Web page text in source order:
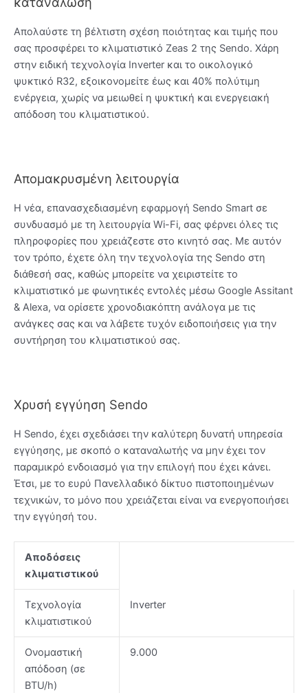
Απολαύστε τη βέλτιστη σχέση ποιότητας και τιμής που
σας προσφέρει το κλιματιστικό Zeas 2 της Sendo. Χάρη
στην ειδική τεχνολογία Inverter και το οικολογικό
ψυκτικό R32, εξοικονομείτε έως και 40% πολύτιμη
ενέργεια, χωρίς να μειωθεί η ψυκτική και ενεργειακή
απόδοση του κλιματιστικού.
Απομακρυσμένη λειτουργία
Η νέα, επανασχεδιασμένη εφαρμογή Sendo Smart σε
συνδυασμό με τη λειτουργία Wi-Fi, σας φέρνει όλες τις
πληροφορίες που χρειάζεστε στο κινητό σας. Με αυτόν
τον τρόπο, έχετε όλη την τεχνολογία της Sendo στη
διάθεσή σας, καθώς μπορείτε να χειριστείτε το
κλιματιστικό με φωνητικές εντολές μέσω Google Assitant
& Alexa, να ορίσετε χρονοδιακόπτη ανάλογα με τις
ανάγκες σας και να λάβετε τυχόν ειδοποιήσεις για την
συντήρηση του κλιματιστικού σας.
Χρυσή εγγύηση Sendo
Η Sendo, έχει σχεδιάσει την καλύτερη δυνατή υπηρεσία
εγγύησης, με σκοπό ο καταναλωτής να μην έχει τον
παραμικρό ενδοιασμό για την επιλογή που έχει κάνει.
Έτσι, με το ευρύ Πανελλαδικό δίκτυο πιστοποιημένων
τεχνικών, το μόνο που χρειάζεται είναι να ενεργοποιήσει
την εγγύησή του.
Αποδόσεις
κλιματιστικού
Τεχνολογία
κλιματιστικού
Inverter
Ονομαστική
απόδοση (σε
BTU/h)
9.000